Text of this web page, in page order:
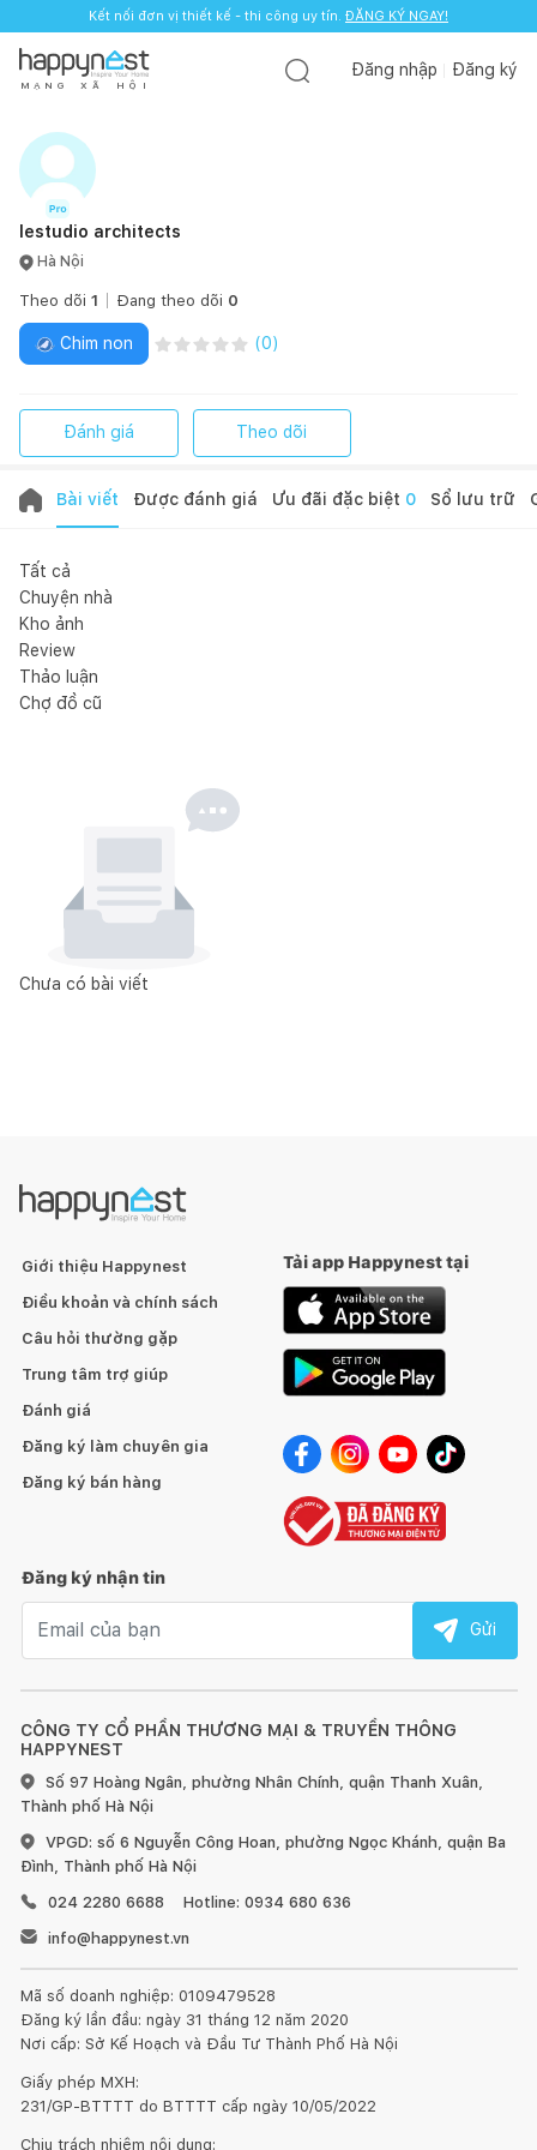
Kết nối đơn vị thiết kế - thi công uy tín. ĐĂNG KÝ NGAY!
M Ạ N G X Ã H Ộ I
Đăng nhập Đăng ký
lestudio architects
Hà Nội
Theo dõi 1 Đang theo dõi 0
Chim non (0)
Đánh giá Theo dõi
Bài viết Được đánh giá Ưu đãi đặc biệt 0 Sổ lưu trữ
Tất cả
Chuyện nhà
Kho ảnh
Review
Thảo luận
Chợ đồ cũ
Chưa có bài viết
CÔNG TY CỔ PHẦN THƯƠNG MẠI & TRUYỀN THÔNG
HAPPYNEST
Số 97 Hoàng Ngân, phường Nhân Chính, quận Thanh Xuân,
Thành phố Hà Nội
VPGD: số 6 Nguyễn Công Hoan, phường Ngọc Khánh, quận Ba
Đình, Thành phố Hà Nội
024 2280 6688
Hotline: 0934 680 636
info@happynest.vn
Mã số doanh nghiệp: 0109479528
Đăng ký lần đầu: ngày 31 tháng 12 năm 2020
Nơi cấp: Sở Kế Hoạch và Đầu Tư Thành Phố Hà Nội
Giấy phép MXH:
231/GP-BTTTT do BTTTT cấp ngày 10/05/2022
Chịu trách nhiệm nội dung:
Giới thiệu Happynest
Điều khoản và chính sách
Câu hỏi thường gặp
Trung tâm trợ giúp
Đánh giá
Đăng ký làm chuyên gia
Đăng ký bán hàng
Tải app Happynest tại
Đăng ký nhận tin
Gửi